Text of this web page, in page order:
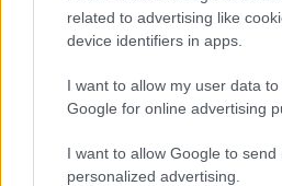
related to advertising like
device identifiers in apps.
I want to allow my user data
Google for online advertising
I want to allow Google to send
personalized advertising.
További